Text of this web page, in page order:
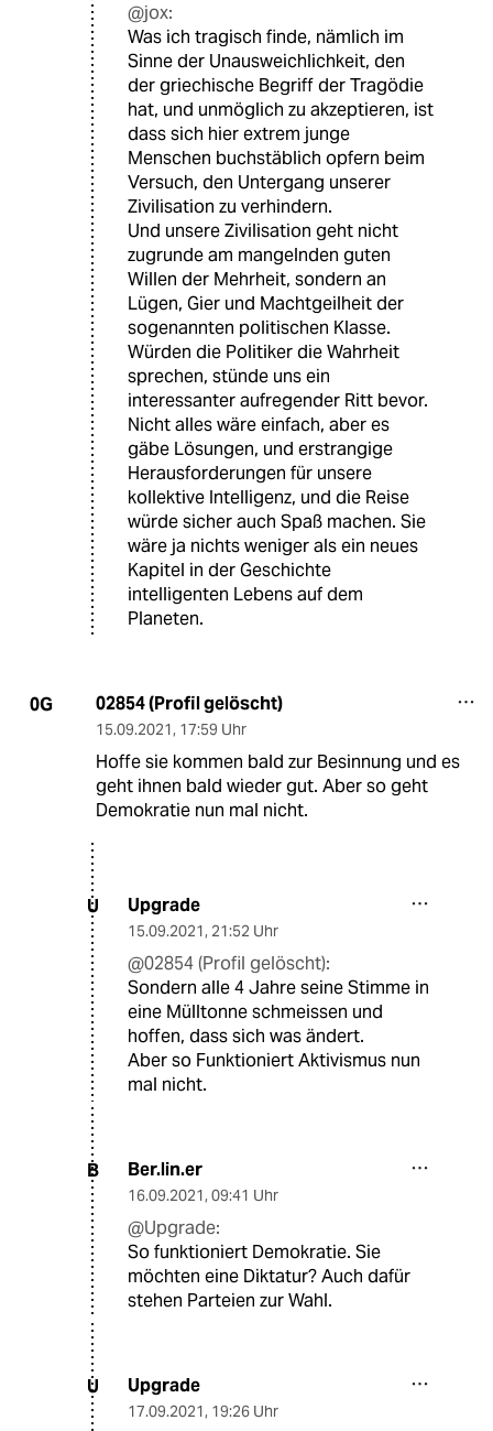
@jox:
Was ich tragisch finde, nämlich im
Sinne der Unausweichlichkeit, den
der griechische Begriff der Tragödie
hat, und unmöglich zu akzeptieren, ist
dass sich hier extrem junge
Menschen buchstäblich opfern beim
Versuch, den Untergang unserer
Zivilisation zu verhindern.
Und unsere Zivilisation geht nicht
zugrunde am mangelnden guten
Willen der Mehrheit, sondern an
Lügen, Gier und Machtgeilheit der
sogenannten politischen Klasse.
Würden die Politiker die Wahrheit
sprechen, stünde uns ein
interessanter aufregender Ritt bevor.
Nicht alles wäre einfach, aber es
gäbe Lösungen, und erstrangige
Herausforderungen für unsere
kollektive Intelligenz, und die Reise
würde sicher auch Spaß machen. Sie
wäre ja nichts weniger als ein neues
Kapitel in der Geschichte
intelligenten Lebens auf dem
Planeten.
0G 02854 (Profil gelöscht)
15.09.2021, 17:59 Uhr
Hoffe sie kommen bald zur Besinnung und es
geht ihnen bald wieder gut. Aber so geht
Demokratie nun mal nicht.
U Upgrade
15.09.2021, 21:52 Uhr
@02854 (Profil gelöscht):
Sondern alle 4 Jahre seine Stimme in
eine Mülltonne schmeissen und
hoffen, dass sich was ändert.
Aber so Funktioniert Aktivismus nun
mal nicht.
B Ber.lin.er
16.09.2021, 09:41 Uhr
@Upgrade:
So funktioniert Demokratie. Sie
möchten eine Diktatur? Auch dafür
stehen Parteien zur Wahl.
U Upgrade
17.09.2021, 19:26 Uhr